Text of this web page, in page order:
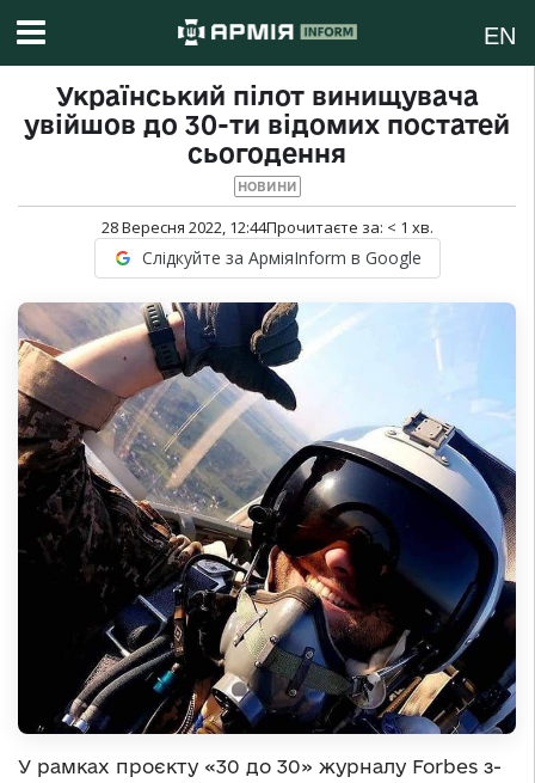
EN
Український пілот винищувача
увійшов до 30-ти відомих постатей
сьогодення
НОВИНИ
28 Вересня 2022, 12:44Прочитаєте за: < 1 хв.
Слідкуйте за АрміяInform в Google
У рамках проєкту «30 до 30» журналу Forbes з-